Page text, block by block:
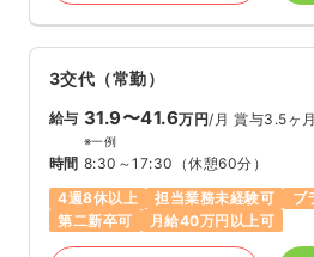
3交代（常勤）
給与 31.9〜41.6万円/月 賞与3.5ヶ月
※一例
時間 8:30～17:30 （休憩60分）
4週8休以上
担当業務未経験可 ブ
第二新卒可
月給40万円以上可